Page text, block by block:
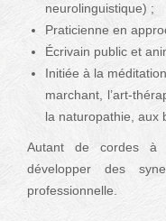
neurolinguistique) ;
Praticienne en
Écrivain public et
Initiée à la
marchant, l’art-
la naturopathie, aux
Autant de cordes à
développer des
professionnelle.